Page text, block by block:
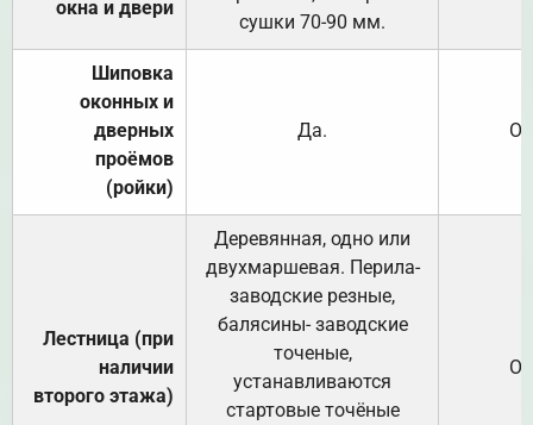
окна и двери
сушки 70-90 мм.
Шиповка
оконных и
дверных
проёмов
(ройки)
Да.
Лестница (при
наличии
второго этажа)
Деревянная, одно или
двухмаршевая. Перила-
заводские резные,
балясины- заводские
точеные,
устанавливаются
стартовые точёные